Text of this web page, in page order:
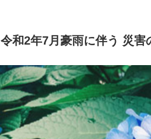
令和2年7月豪雨に伴う 災害